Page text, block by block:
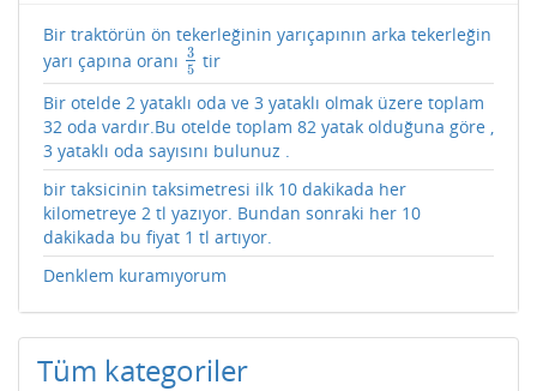
Bir traktörün ön tekerleğinin yarıçapının arka tekerleğin
yarı çapına oranı 3
5
35 tir
Bir otelde 2 yataklı oda ve 3 yataklı olmak üzere toplam
32 oda vardır.Bu otelde toplam 82 yatak olduğuna göre ,
3 yataklı oda sayısını bulunuz .
bir taksicinin taksimetresi ilk 10 dakikada her
kilometreye 2 tl yazıyor. Bundan sonraki her 10
dakikada bu fiyat 1 tl artıyor.
Denklem kuramıyorum
Tüm kategoriler